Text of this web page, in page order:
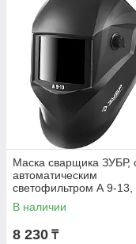
Маска сварщика ЗУБР,
автоматическим
светофильтром А 9-13,
затемнение 4/9-13,
"Профессионал" (11076)
В наличии
8 230 ₸